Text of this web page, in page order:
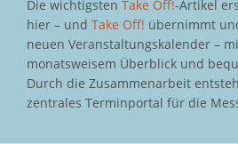
Die wichtigsten Take Off!-Artikel
hier – und Take Off! übernimmt
neuen Veranstaltungskalender –
monatsweisem Überblick und
Durch die Zusammenarbeit
zentrales Terminportal für die